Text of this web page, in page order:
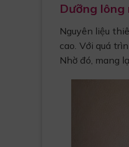
Dưỡng lông
Nguyên liệu
cao. Với quá
Nhờ đó, mang